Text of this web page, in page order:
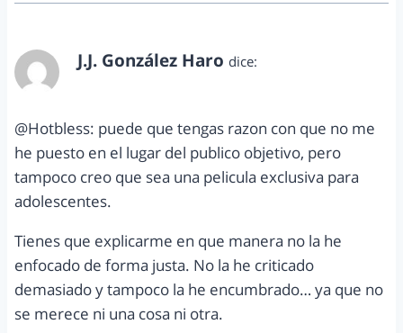
J.J. González Haro dice:
@Hotbless: puede que tengas razon con que no me
he puesto en el lugar del publico objetivo, pero
tampoco creo que sea una pelicula exclusiva para
adolescentes.
Tienes que explicarme en que manera no la he
enfocado de forma justa. No la he criticado
demasiado y tampoco la he encumbrado… ya que no
se merece ni una cosa ni otra.